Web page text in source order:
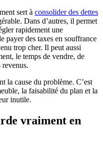
sert à consolider des dettes
Dans d’autres, il permet
rapidement une
payer des taxes en souffrance
trop cher. Il peut aussi
le temps de vendre, de
revenus.
la cause du problème. C’est
la faisabilité du plan et la
inutile.
vraiment en